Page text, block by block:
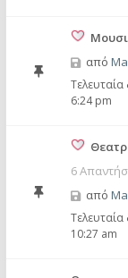
από
6:24 pm
6
από
10:27 am